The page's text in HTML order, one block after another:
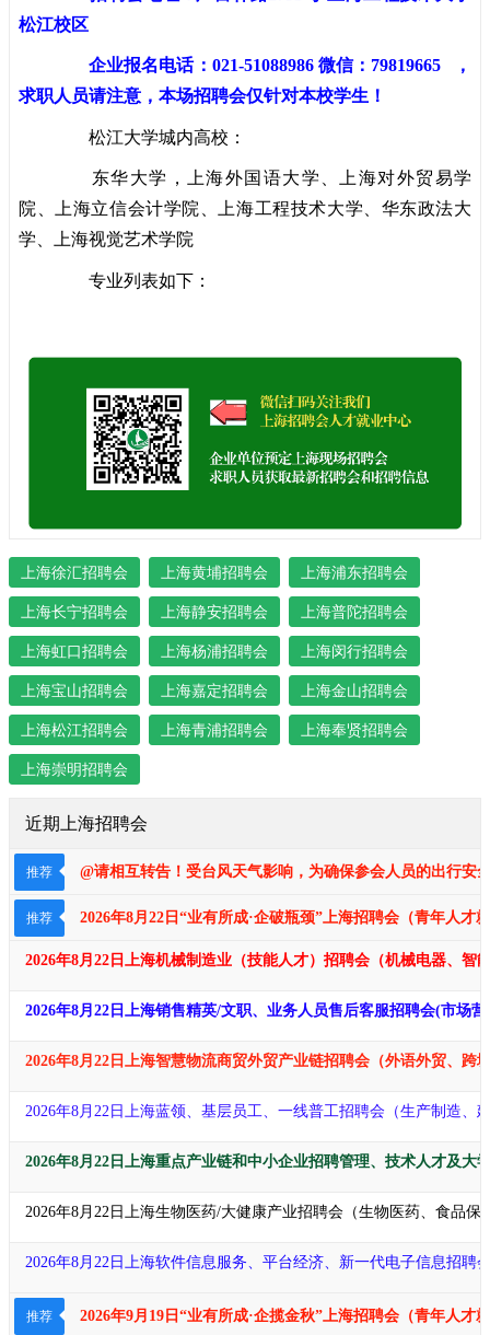
松江校区
企业报名电话：021-51088986 微信：79819665 ，
求职人员请注意，本场招聘会仅针对本校学生！
松江大学城内高校：
东华大学，上海外国语大学、上海对外贸易学
院、上海立信会计学院、上海工程技术大学、华东政法大
学、上海视觉艺术学院
专业列表如下：
上海徐汇招聘会 上海黄埔招聘会 上海浦东招聘会
上海长宁招聘会 上海静安招聘会 上海普陀招聘会
上海虹口招聘会 上海杨浦招聘会 上海闵行招聘会
上海宝山招聘会 上海嘉定招聘会 上海金山招聘会
上海松江招聘会 上海青浦招聘会 上海奉贤招聘会
上海崇明招聘会
近期上海招聘会
推荐 @请相互转告！受台风天气影响，为确保参会人员的出行安
推荐 2026年8月22日“业有所成·企破瓶颈​​​”上海招聘会（青年人才
2026年8月22日上海机械制造业（技能人才）招聘会（机械电器、智
2026年8月22日上海销售精英/文职、业务人员售后客服招聘会(市场
2026年8月22日上海智慧物流商贸外贸产业链招聘会（外语外贸、跨
2026年8月22日上海蓝领、基层员工、一线普工招聘会（生产制造、
2026年8月22日上海重点产业链和中小企业招聘管理、技术人才及大
2026年8月22日上海生物医药/大健康产业招聘会（生物医药、食品保
2026年8月22日上海软件信息服务、平台经济、新一代电子信息招聘
推荐 2026年9月19日“业有所成·企揽金秋​​​​”上海招聘会（青年人才